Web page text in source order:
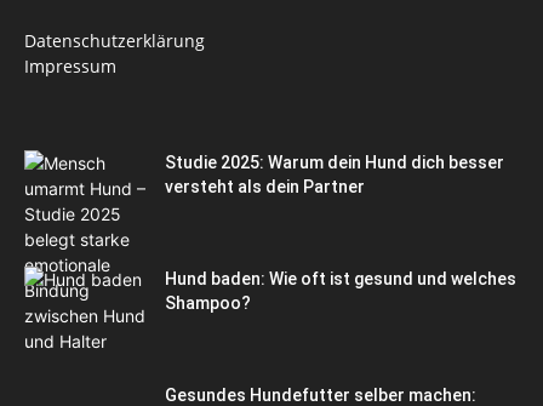
Datenschutzerklärung
Impressum
Studie 2025: Warum dein Hund dich besser
versteht als dein Partner
Hund baden: Wie oft ist gesund und welches
Shampoo?
Gesundes Hundefutter selber machen: